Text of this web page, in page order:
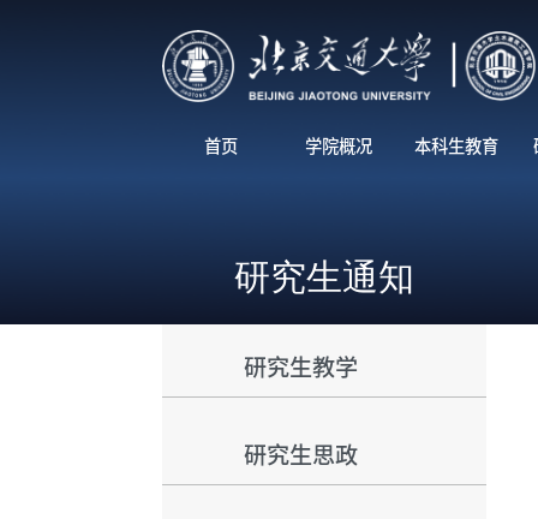
首页 学院概况 本科生教育
研究生通知
研究生教学
研究生思政